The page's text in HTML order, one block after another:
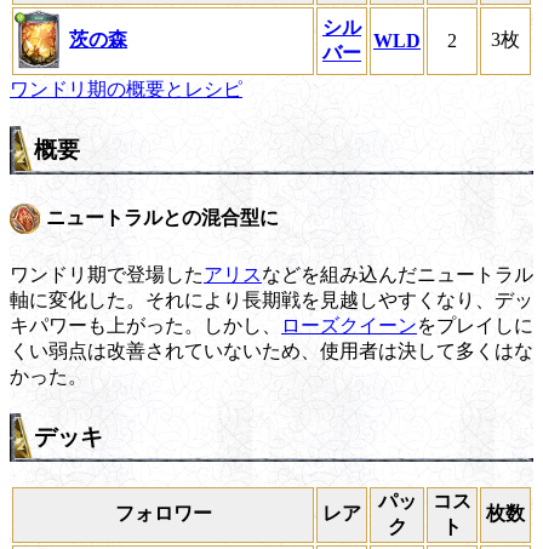
茨の森
シル
バー
WLD 2 3枚
ワンドリ期の概要とレシピ
概要
ニュートラルとの混合型に
ワンドリ期で登場したアリスなどを組み込んだニュートラル
軸に変化した。それにより長期戦を見越しやすくなり、デッ
キパワーも上がった。しかし、
ローズクイーンをプレイしに
くい弱点は改善されていないため、使用者は決して多くはな
かった。
デッキ
フォロワー レア
パッ
ク
コス
ト
枚数